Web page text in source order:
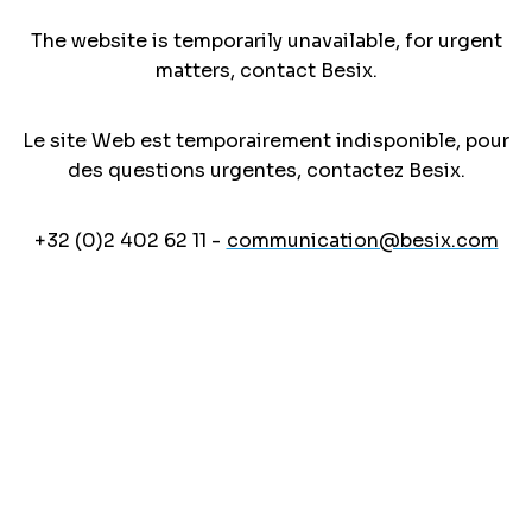
The website is temporarily unavailable, for urgent
matters, contact Besix.
Le site Web est temporairement indisponible, pour
des questions urgentes, contactez Besix.
+32 (0)2 402 62 11 - communication@besix.com